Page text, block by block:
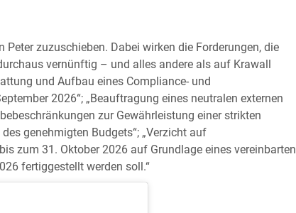
zuzuschieben. Dabei wirken die Forderungen, die
vernünftig – und alles andere als auf Krawall
und Aufbau eines Compliance- und
2026“; „Beauftragung eines neutralen externen
zur Gewährleistung einer strikten
genehmigten Budgets“; „Verzicht auf
zum 31. Oktober 2026 auf Grundlage eines vereinbarten
fertiggestellt werden soll.“